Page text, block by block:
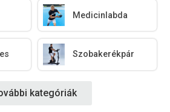
Medicinlabda
Szobakerékpár
kategóriák